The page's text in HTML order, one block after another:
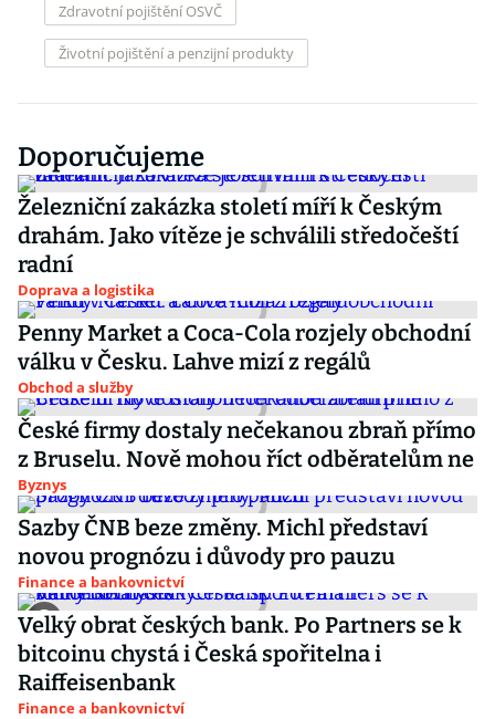
Zdravotní pojištění OSVČ
Životní pojištění a penzijní produkty
Doporučujeme
Železniční zakázka století míří k Českým
drahám. Jako vítěze je schválili středočeští
radní
Doprava a logistika
Penny Market a Coca-Cola rozjely obchodní
válku v Česku. Lahve mizí z regálů
Obchod a služby
České firmy dostaly nečekanou zbraň přímo
z Bruselu. Nově mohou říct odběratelům ne
Byznys
Sazby ČNB beze změny. Michl představí
novou prognózu i důvody pro pauzu
Finance a bankovnictví
Velký obrat českých bank. Po Partners se k
bitcoinu chystá i Česká spořitelna i
Raiffeisenbank
Finance a bankovnictví